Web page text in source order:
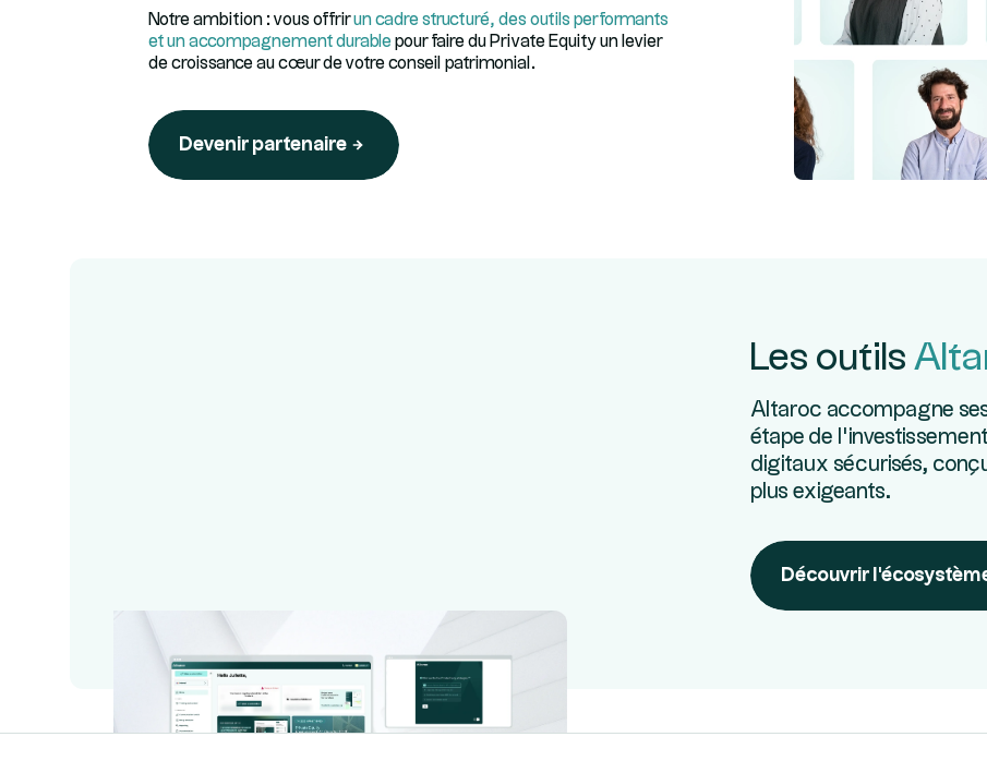
Notre ambition : vous offrirun cadre structuré, des outils performants
et un accompagnement durable pour faire du Private Equity un levier
de croissance au cœur de votre conseil patrimonial.
Devenir partenaire
Les outils
Altaroc accompagne
étape de
digitaux sécurisés,
plus exigeants.
Découvrir